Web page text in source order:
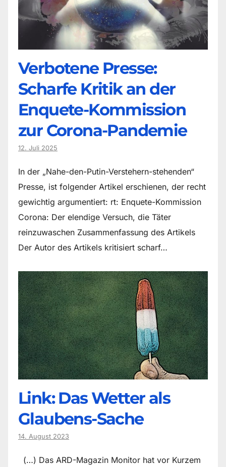
Verbotene Presse:
Scharfe Kritik an der
Enquete-Kommission
zur Corona-Pandemie
12. Juli 2025
In der „Nahe-den-Putin-Verstehern-stehenden“
Presse, ist folgender Artikel erschienen, der recht
gewichtig argumentiert: rt: Enquete-Kommission
Corona: Der elendige Versuch, die Täter
reinzuwaschen Zusammenfassung des Artikels
Der Autor des Artikels kritisiert scharf…
Link: Das Wetter als
Glaubens-Sache
14. August 2023
(…) Das ARD-Magazin Monitor hat vor Kurzem